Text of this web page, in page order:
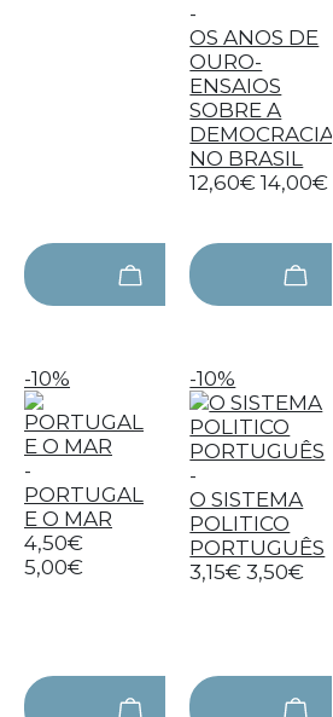
-
OS ANOS DE
OURO-
ENSAIOS
SOBRE A
DEMOCRACIA
NO BRASIL
12,60€ 14,00€
-10%
-
PORTUGAL
E O MAR
4,50€
5,00€
-10%
-
O SISTEMA
POLITICO
PORTUGUÊS
3,15€ 3,50€